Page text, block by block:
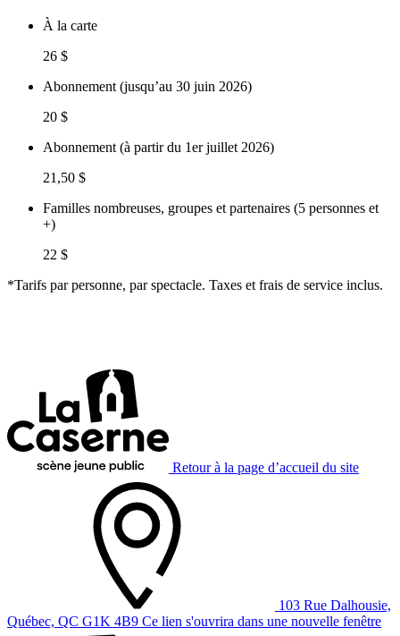
À la carte
26 $
Abonnement (jusqu’au 30 juin 2026)
20 $
Abonnement (à partir du 1er juillet 2026)
21,50 $
Familles nombreuses, groupes et partenaires (5 personnes et
+)
22 $
*Tarifs par personne, par spectacle. Taxes et frais de service inclus.
Retour à la page d’accueil du site
103 Rue Dalhousie,
Québec, QC G1K 4B9 Ce lien s'ouvrira dans une nouvelle fenêtre